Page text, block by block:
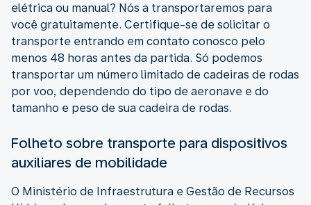
elétrica ou manual? Nós a transportaremos para
você gratuitamente. Certifique-se de solicitar o
transporte entrando em contato conosco pelo
menos 48 horas antes da partida. Só podemos
transportar um número limitado de cadeiras de rodas
por voo, dependendo do tipo de aeronave e do
tamanho e peso de sua cadeira de rodas.
Folheto sobre transporte para dispositivos
auxiliares de mobilidade
O Ministério de Infraestrutura e Gestão de Recursos